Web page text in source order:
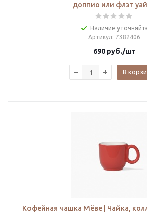
доппио или флэт
Наличие
Артикул: 7382406
690руб./шт
В
Кофейная чашка Мёве | Чайка,